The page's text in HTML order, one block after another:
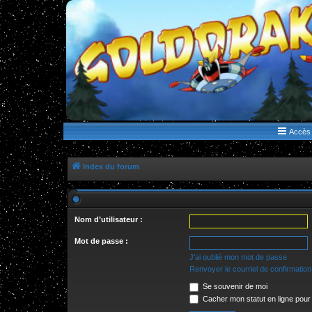
WWW.GOLDORAKGO.COM
le site de la Lune Rouge
Accès
Index du forum
Nom d’utilisateur :
Mot de passe :
J’ai oublié mon mot de passe
Renvoyer le courriel de confirmation
Se souvenir de moi
Cacher mon statut en ligne